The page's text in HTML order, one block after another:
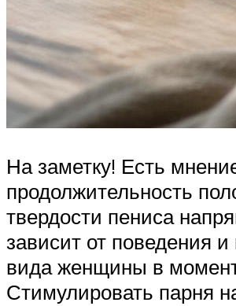
На заметку! Есть
продолжительность
твердости пениса
зависит от поведения
вида женщины в
Стимулировать парня